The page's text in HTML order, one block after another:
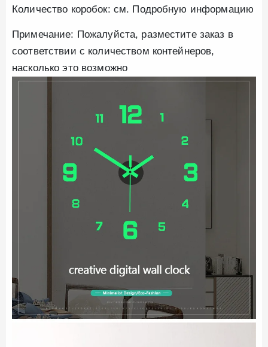
Количество коробок: см. Подробную информацию
Примечание: Пожалуйста, разместите заказ в
соответствии с количеством контейнеров,
насколько это возможно